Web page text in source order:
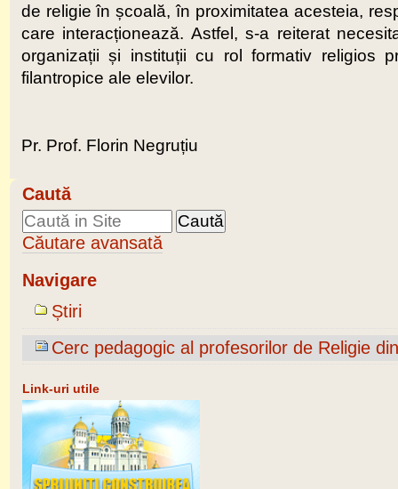
de religie în școală, în proximitatea acesteia,
care interacționează. Astfel, s-a reiterat
organizații și instituții cu rol formativ religios
filantropice ale elevilor.
Pr. Prof. Florin Negruțiu
Caută
Căutare avansată
Navigare
Știri
Cerc pedagogic al profesorilor de Religie
Link-uri utile